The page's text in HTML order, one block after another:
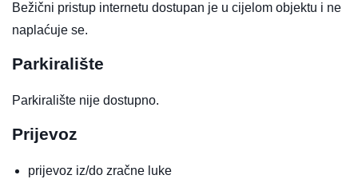
Bežični pristup internetu dostupan je u cijelom objektu i ne
naplaćuje se.
Parkiralište
Parkiralište nije dostupno.
Prijevoz
prijevoz iz/do zračne luke